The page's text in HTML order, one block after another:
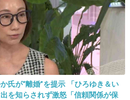
る
+804
のに
氏が“離婚”を提示 「ひろゆき＆い
を知らされず激怒「信頼関係が保